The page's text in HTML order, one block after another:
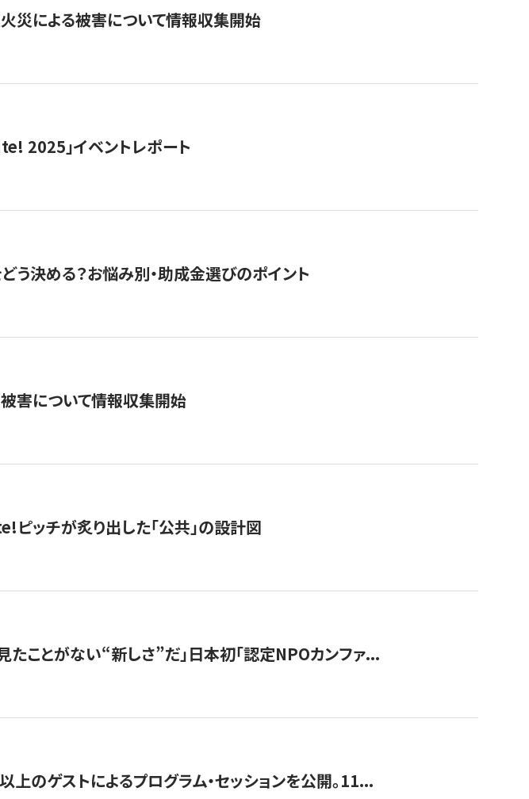
災による被害について情報収集開始
2025」イベントレポート
う決める？お悩み別・助成金選びのポイント
被害について情報収集開始
ッチが炙り出した「公共」の設計図
ことがない“新しさ”だ」日本初「認定NPOカンファ...
のゲストによるプログラム・セッションを公開。11...